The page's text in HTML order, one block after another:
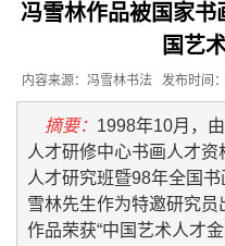
冯雪林作品被国家书
国艺
内容来源：冯雪林书法 发布时间
摘要： 1998年10月，
人才研修中心书画人才
人才研究班暨98年全国
雪林先生作为特邀研究员
作品荣获“中国艺术人才金